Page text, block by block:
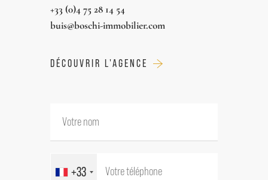
+33 (0)4 75 28 14 54
buis@boschi-immobilier.com
DÉCOUVRIR L'AGENCE
+33